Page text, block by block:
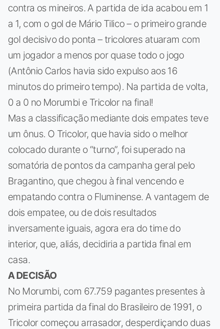
contra os mineiros. A partida de ida acabou em 1
a 1, com o gol de Mário Tilico – o primeiro grande
gol decisivo do ponta – tricolores atuaram com
um jogador a menos por quase todo o jogo
(Antônio Carlos havia sido expulso aos 16
minutos do primeiro tempo). Na partida de volta,
0 a 0 no Morumbi e Tricolor na final!
Mas a classificação mediante dois empates teve
um ônus. O Tricolor, que havia sido o melhor
colocado durante o “turno”, foi superado na
somatória de pontos da campanha geral pelo
Bragantino, que chegou à final vencendo e
empatando contra o Fluminense. A vantagem de
dois empatee, ou de dois resultados
inversamente iguais, agora era do time do
interior, que, aliás, decidiria a partida final em
casa.
A DECISÃO
No Morumbi, com 67.759 pagantes presentes à
primeira partida da final do Brasileiro de 1991, o
Tricolor começou arrasador, desperdiçando duas